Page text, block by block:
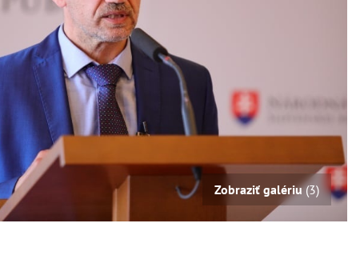
Zobraziť galériu(3)